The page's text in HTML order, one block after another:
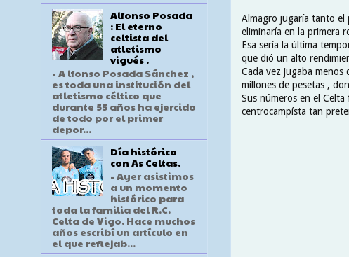
Almagro jugaría tanto el
eliminaría en la primera
Esa sería la última
que dió un alto
Cada vez jugaba menos
millones de pesetas ,
Sus números en el
centrocampísta tan
Alfonso Posada
: El eterno
celtista del
atletismo
vigués .
- A lfonso Posada Sánchez ,
es toda una institución del
atletismo céltico que
durante 55 años ha ejercido
de todo por el primer
depor...
Día histórico
con As Celtas.
- Ayer asistimos
a un momento
histórico para
toda la familia del R.C.
Celta de Vigo. Hace muchos
años escribí un artículo en
el que reflejab...